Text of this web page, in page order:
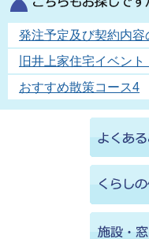
発注予定及び契約内容
旧井上家住宅イベン
おすすめ散策コース4